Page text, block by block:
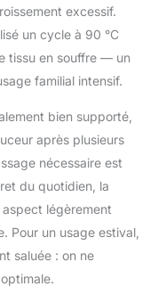
de fixer la
le
【Sécurité et
de
】
dans des
à
Standard
qui
les textiles
à des
de
excessif.
un cycle à 90 °C
tissu en souffre — un
familial intensif.
bien supporté,
après plusieurs
nécessaire est
du quotidien, la
légèrement
Pour un usage estival,
saluée : on ne